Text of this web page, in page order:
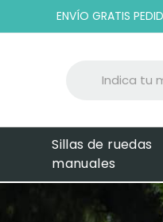
ENVÍO GRATIS
Sillas de ruedas
manuales